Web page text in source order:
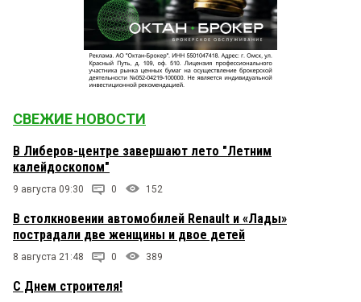
СВЕЖИЕ НОВОСТИ
В Либеров-центре завершают лето "Летним
калейдоскопом"
9 августа 09:30 0 152
В столкновении автомобилей Renault и «Лады»
пострадали две женщины и двое детей
8 августа 21:48 0 389
С Днем строителя!